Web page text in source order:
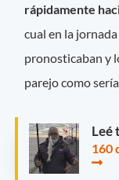
rápidamente
cual en la
pronosticaban y
parejo como
Leé
160